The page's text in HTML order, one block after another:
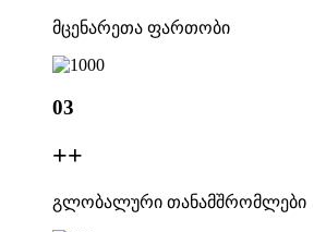
მცენარეთა ფართობი
03
++
გლობალური თანამშრომლები